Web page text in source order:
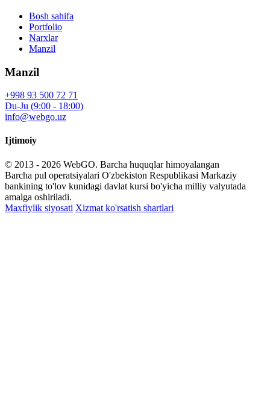
Bosh sahifa
Portfolio
Narxlar
Manzil
Manzil
+998 93 500 72 71
Du-Ju (9:00 - 18:00)
info@webgo.uz
Ijtimoiy
© 2013 - 2026 WebGO. Barcha huquqlar himoyalangan
Barcha pul operatsiyalari O'zbekiston Respublikasi Markaziy
bankining to'lov kunidagi davlat kursi bo'yicha milliy valyutada
amalga oshiriladi.
Maxfiylik siyosati Xizmat ko'rsatish shartlari